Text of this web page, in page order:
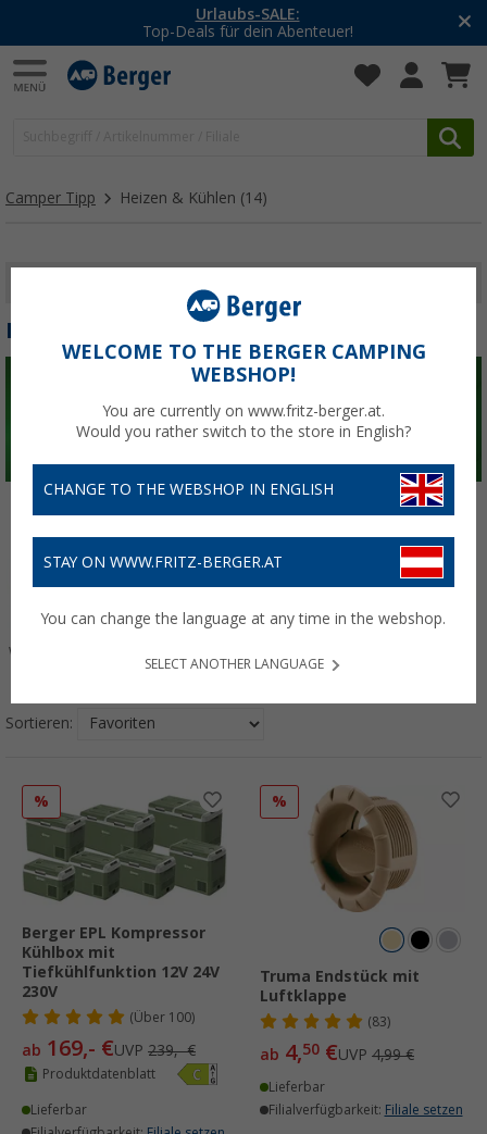
Urlaubs-SALE:
Top-Deals für dein Abenteuer!
Camper Tipp Heizen & Kühlen (14)
HEIZEN & KÜHLEN
Wasser & Sanitär
Freizeit
Sortieren:
%
Berger EPL Kompressor
Kühlbox mit
Tiefkühlfunktion 12V 24V
230V
(Über100)
ab 169,- €UVP 239,- €
Produktdatenblatt
Lieferbar
%
Truma Endstück mit
Luftklappe
(83)
ab 4,50 €UVP 4,99 €
Lieferbar
Filialverfügbarkeit: Filiale setzen
WELCOME TO THE BERGER CAMPING
WEBSHOP!
You are currently on www.fritz-berger.at.
Would you rather switch to the store in English?
CHANGE TO THE WEBSHOP IN ENGLISH
STAY ON WWW.FRITZ-BERGER.AT
You can change the language at any time in the webshop.
SELECT ANOTHER LANGUAGE